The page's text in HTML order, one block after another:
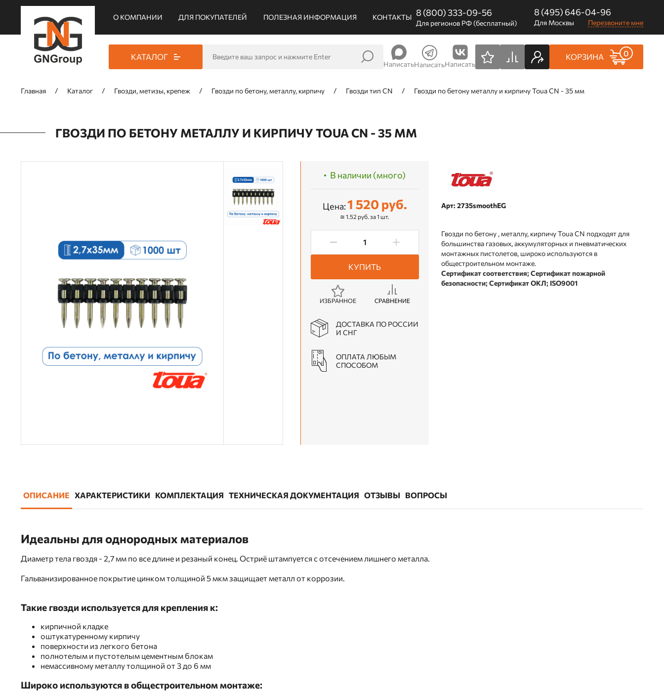
О КОМПАНИИ ДЛЯ ПОКУПАТЕЛЕЙ ПОЛЕЗНАЯ ИНФОРМАЦИЯ КОНТАКТЫ 8 (800) 333-09-56
Для регионов РФ (бесплатный)
8 (495) 646-04-96
Для Москвы Перезвоните мне
КАТАЛОГ
НаписатьНаписатьНаписать
КОРЗИНА 0
Главная Каталог Гвозди, метизы, крепеж Гвозди по бетону, металлу, кирпичу Гвозди тип CN Гвозди по бетону металлу и кирпичу Toua CN - 35 мм
ГВОЗДИ ПО БЕТОНУ МЕТАЛЛУ И КИРПИЧУ TOUA CN - 35 ММ
Арт: 2735smoothEG
Гвозди по бетону , металлу, кирпичу Toua CN подходят для
большинства газовых, аккумуляторных и пневматических
монтажных пистолетов, широко используются в
общестроительном монтаже.
Сертификат соответствия; Сертификат пожарной
безопасности; Сертификат ОКЛ; ISO9001
В наличии (много)
Цена:1 520 руб.
≅ 1.52 руб. за 1 шт.
КУПИТЬ
ИЗБРАННОЕ СРАВНЕНИЕ
ДОСТАВКА ПО РОССИИ
И СНГ
ОПЛАТА ЛЮБЫМ
СПОСОБОМ
ОПИСАНИЕ ХАРАКТЕРИСТИКИ КОМПЛЕКТАЦИЯ ТЕХНИЧЕСКАЯ ДОКУМЕНТАЦИЯ ОТЗЫВЫ ВОПРОСЫ
Идеальны для однородных материалов
Диаметр тела гвоздя - 2,7 мм по все длине и резаный конец. Остриё штампуется с отсечением лишнего металла.
Гальванизированное покрытие цинком толщиной 5 мкм защищает металл от коррозии.
Такие гвозди используется для крепления к:
кирпичной кладке
оштукатуренному кирпичу
поверхности из легкого бетона
полнотелым и пустотелым цементным блокам
немассивному металлу толщиной от 3 до 6 мм
Широко используются в общестроительном монтаже: